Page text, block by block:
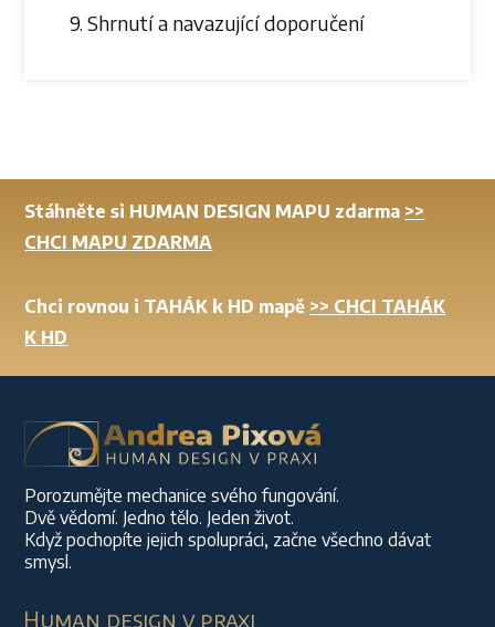
9. Shrnutí a navazující doporučení
Stáhněte si HUMAN DESIGN MAPU zdarma >>
CHCI MAPU ZDARMA
Chci rovnou i TAHÁK k HD mapě >> CHCI TAHÁK
K HD
Porozumějte mechanice svého fungování.
Dvě vědomí. Jedno tělo. Jeden život.
Když pochopíte jejich spolupráci, začne všechno dávat
smysl.
Human design v praxi